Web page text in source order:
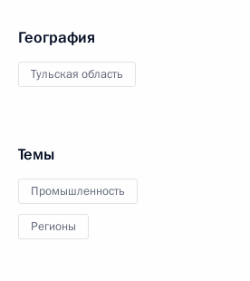
География
Тульская область
Темы
Промышленность
Регионы